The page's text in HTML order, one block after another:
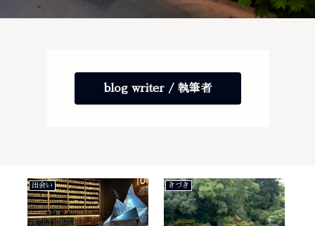
blog writer / 執筆者
出会い きづき